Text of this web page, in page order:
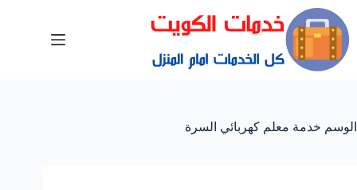
الوسم خدمة معلم كهربائي السرة